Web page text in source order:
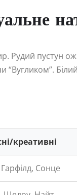
Рудий пустун
креативні
Сонце